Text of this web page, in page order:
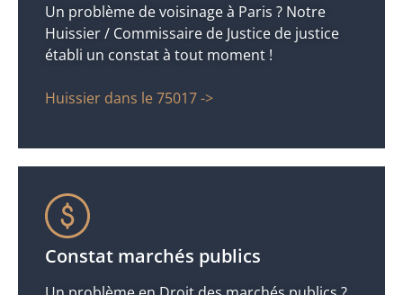
Un problème de voisinage à Paris ? Notre
Huissier / Commissaire de Justice de justice
établi un constat à tout moment !
Huissier dans le 75017 ->
Constat marchés publics